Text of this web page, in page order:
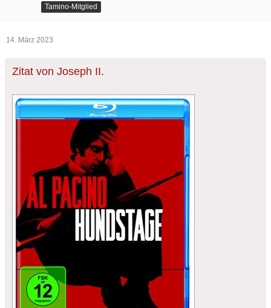
Tamino-Mitglied
14. März 2023
Zitat von Joseph II.